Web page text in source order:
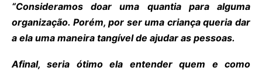
“Consideramos doar uma quantia para alguma
organização. Porém, por ser uma criança queria dar
a ela uma maneira tangível de ajudar as pessoas.
Afinal, seria ótimo ela entender quem e como